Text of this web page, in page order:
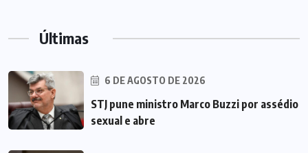
Últimas
6 DE AGOSTO DE 2026
STJ pune ministro Marco Buzzi por assédio
sexual e abre